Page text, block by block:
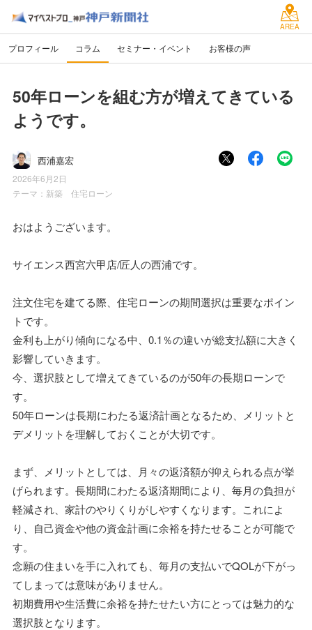
AREA
プロフィール コラム セミナー・イベント お客様の声
50年ローンを組む方が増えてきている
ようです。
西浦嘉宏
2026年6月2日
テーマ： 新築 住宅ローン
おはようございます。
サイエンス西宮六甲店/匠人の西浦です。
注文住宅を建てる際、住宅ローンの期間選択は重要なポイン
トです。
金利も上がり傾向になる中、0.1％の違いが総支払額に大きく
影響していきます。
今、選択肢として増えてきているのが50年の長期ローンで
す。
50年ローンは長期にわたる返済計画となるため、メリットと
デメリットを理解しておくことが大切です。
まず、メリットとしては、月々の返済額が抑えられる点が挙
げられます。長期間にわたる返済期間により、毎月の負担が
軽減され、家計のやりくりがしやすくなります。これによ
り、自己資金や他の資金計画に余裕を持たせることが可能で
す。
念願の住まいを手に入れても、毎月の支払いでQOLが下がっ
てしまっては意味がありません。
初期費用や生活費に余裕を持たせたい方にとっては魅力的な
選択肢となります。